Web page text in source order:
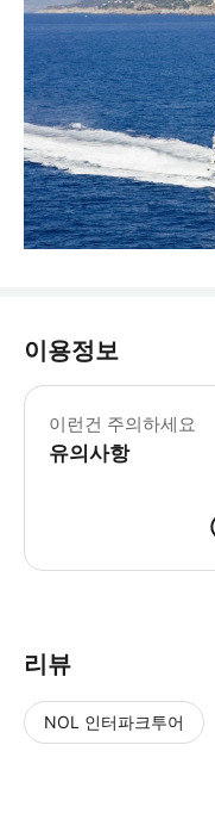
이용정보
이런건 주의하세요
유의사항
리뷰
NOL 인터파크투어